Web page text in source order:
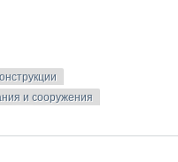
и сооружения